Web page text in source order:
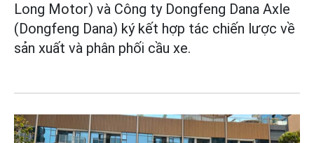
Long Motor) và Công ty Dongfeng Dana Axle
(Dongfeng Dana) ký kết hợp tác chiến lược về
sản xuất và phân phối cầu xe.